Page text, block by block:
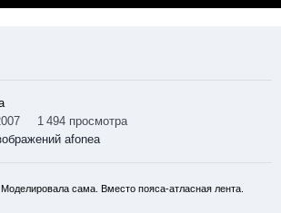
1 494 просмотра
afonea
сама. Вместо пояса-атласная лента.